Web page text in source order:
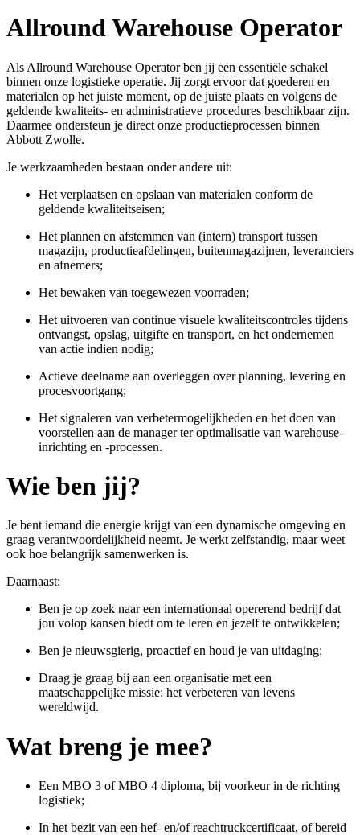
Allround Warehouse Operator
Als Allround Warehouse Operator ben jij een essentiële schakel
binnen onze logistieke operatie. Jij zorgt ervoor dat goederen en
materialen op het juiste moment, op de juiste plaats en volgens de
geldende kwaliteits- en administratieve procedures beschikbaar zijn.
Daarmee ondersteun je direct onze productieprocessen binnen
Abbott Zwolle.
Je werkzaamheden bestaan onder andere uit:
Het verplaatsen en opslaan van materialen conform de
geldende kwaliteitseisen;
Het plannen en afstemmen van (intern) transport tussen
magazijn, productieafdelingen, buitenmagazijnen, leveranciers
en afnemers;
Het bewaken van toegewezen voorraden;
Het uitvoeren van continue visuele kwaliteitscontroles tijdens
ontvangst, opslag, uitgifte en transport, en het ondernemen
van actie indien nodig;
Actieve deelname aan overleggen over planning, levering en
procesvoortgang;
Het signaleren van verbetermogelijkheden en het doen van
voorstellen aan de manager ter optimalisatie van warehouse-
inrichting en -processen.
Wie ben jij?
Je bent iemand die energie krijgt van een dynamische omgeving en
graag verantwoordelijkheid neemt. Je werkt zelfstandig, maar weet
ook hoe belangrijk samenwerken is.
Daarnaast:
Ben je op zoek naar een internationaal opererend bedrijf dat
jou volop kansen biedt om te leren en jezelf te ontwikkelen;
Ben je nieuwsgierig, proactief en houd je van uitdaging;
Draag je graag bij aan een organisatie met een
maatschappelijke missie: het verbeteren van levens
wereldwijd.
Wat breng je mee?
Een MBO 3 of MBO 4 diploma, bij voorkeur in de richting
logistiek;
In het bezit van een hef- en/ofreachtruckcertificaat, of bereid